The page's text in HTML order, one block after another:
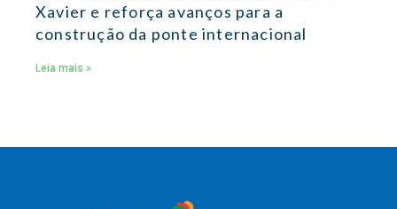
Xavier e reforça avanços para a
construção da ponte internacional
Leia mais »